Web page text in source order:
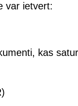
var ietvert:
kas